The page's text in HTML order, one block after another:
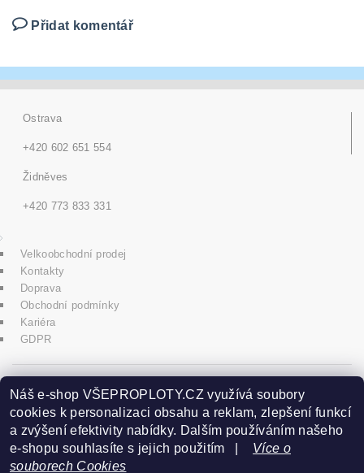
Přidat komentář
Ostrava
+420 602 651 554
Židněves
+420 773 833 331
Velkoobchodní prodej
Kontakty
Doprava
Obchodní podmínky
Kariéra
GDPR
icons8.com
Praha - Herink
Náš e-shop VŠEPROPLOTY.CZ využívá soubory
cookies k personalizaci obsahu a reklam, zlepšení funkcí
a zvýšení efektivity nabídky. Dalším používáním našeho
e-shopu souhlasíte s jejich použitím | Více o
souborech Cookies